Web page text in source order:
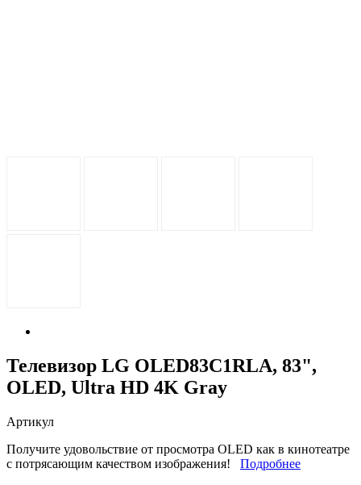
Телевизор LG OLED83C1RLA, 83",
OLED, Ultra HD 4K Gray
Артикул
Получите удовольствие от просмотра OLED как в кинотеатре
с потрясающим качеством изображения! Подробнее